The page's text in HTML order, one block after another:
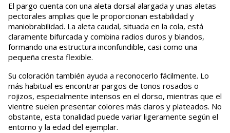
El pargo cuenta con una aleta dorsal alargada y unas aletas
pectorales amplias que le proporcionan estabilidad y
maniobrabilidad. La aleta caudal, situada en la cola, está
claramente bifurcada y combina radios duros y blandos,
formando una estructura inconfundible, casi como una
pequeña cresta flexible.
Su coloración también ayuda a reconocerlo fácilmente. Lo
más habitual es encontrar pargos de tonos rosados o
rojizos, especialmente intensos en el dorso, mientras que el
vientre suelen presentar colores más claros y plateados. No
obstante, esta tonalidad puede variar ligeramente según el
entorno y la edad del ejemplar.